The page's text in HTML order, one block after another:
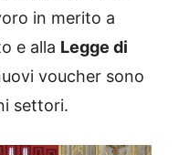
in merito a
e alla Legge di
voucher sono
settori.